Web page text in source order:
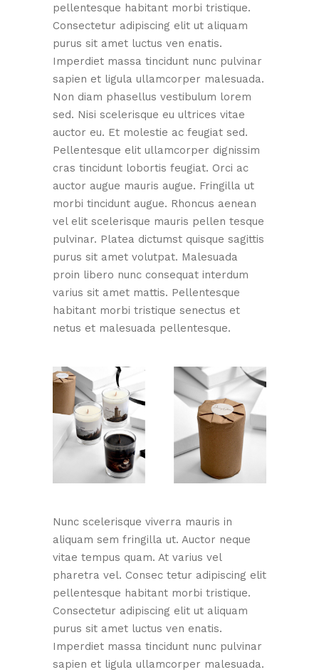
pellentesque habitant morbi tristique.
Consectetur adipiscing elit ut aliquam
purus sit amet luctus ven enatis.
Imperdiet massa tincidunt nunc pulvinar
sapien et ligula ullamcorper malesuada.
Non diam phasellus vestibulum lorem
sed. Nisi scelerisque eu ultrices vitae
auctor eu. Et molestie ac feugiat sed.
Pellentesque elit ullamcorper dignissim
cras tincidunt lobortis feugiat. Orci ac
auctor augue mauris augue. Fringilla ut
morbi tincidunt augue. Rhoncus aenean
vel elit scelerisque mauris pellen tesque
pulvinar. Platea dictumst quisque sagittis
purus sit amet volutpat. Malesuada
proin libero nunc consequat interdum
varius sit amet mattis. Pellentesque
habitant morbi tristique senectus et
netus et malesuada pellentesque.
Nunc scelerisque viverra mauris in
aliquam sem fringilla ut. Auctor neque
vitae tempus quam. At varius vel
pharetra vel. Consec tetur adipiscing elit
pellentesque habitant morbi tristique.
Consectetur adipiscing elit ut aliquam
purus sit amet luctus ven enatis.
Imperdiet massa tincidunt nunc pulvinar
sapien et ligula ullamcorper malesuada.